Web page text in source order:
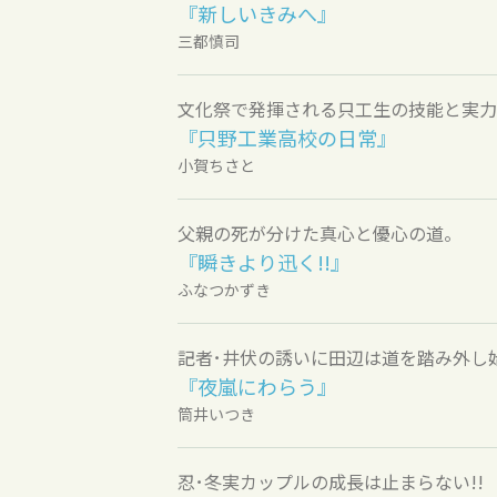
『新しいきみへ』
三都慎司
文化祭で発揮される只工生の技能と実
『只野工業高校の日常』
小賀ちさと
父親の死が分けた真心と優心の道。
『瞬きより迅く!!』
ふなつかずき
記者･井伏の誘いに田辺は道を踏み外し
『夜嵐にわらう』
筒井いつき
忍･冬実カップルの成長は止まらない!!